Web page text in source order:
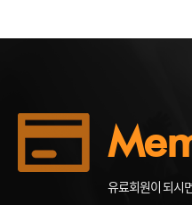
유료회원이 되시